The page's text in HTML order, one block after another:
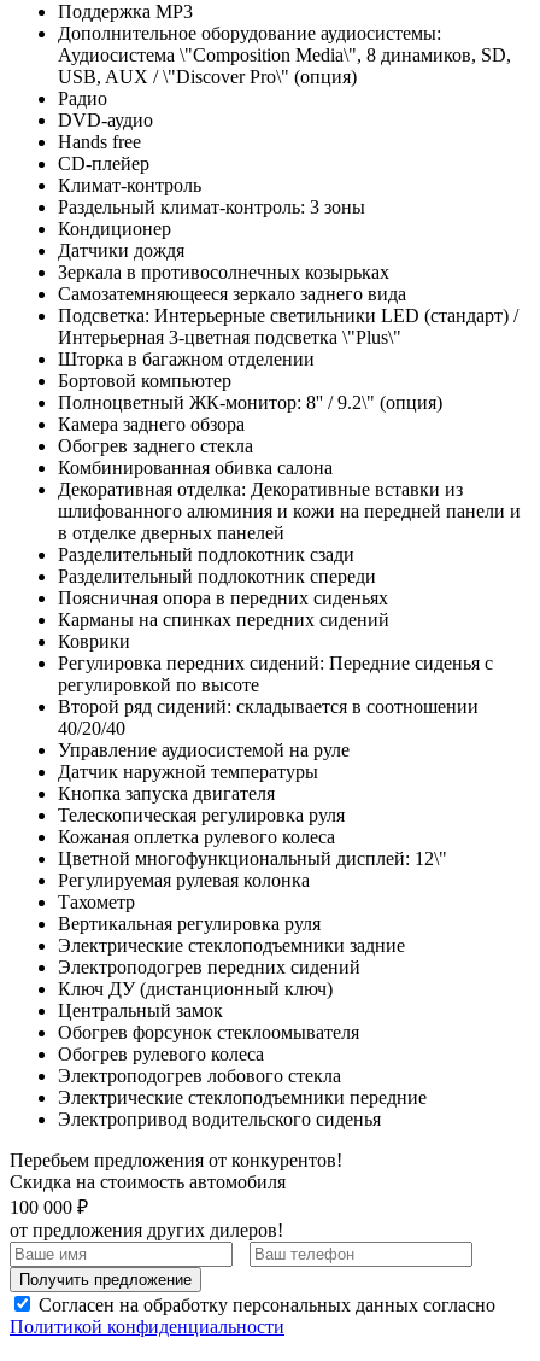
Поддержка MP3
Дополнительное оборудование аудиосистемы:
Аудиосистема \"Composition Media\", 8 динамиков, SD,
USB, AUX / \"Discover Pro\" (опция)
Радио
DVD-аудио
Hands free
CD-плейер
Климат-контроль
Раздельный климат-контроль: 3 зоны
Кондиционер
Датчики дождя
Зеркала в противосолнечных козырьках
Самозатемняющееся зеркало заднего вида
Подсветка: Интерьерные светильники LED (стандарт) /
Интерьерная 3-цветная подсветка \"Plus\"
Шторка в багажном отделении
Бортовой компьютер
Полноцветный ЖК-монитор: 8'' / 9.2\" (опция)
Камера заднего обзора
Обогрев заднего стекла
Комбинированная обивка салона
Декоративная отделка: Декоративные вставки из
шлифованного алюминия и кожи на передней панели и
в отделке дверных панелей
Разделительный подлокотник сзади
Разделительный подлокотник спереди
Поясничная опора в передних сиденьях
Карманы на спинках передних сидений
Коврики
Регулировка передних сидений: Передние сиденья с
регулировкой по высоте
Второй ряд сидений: складывается в соотношении
40/20/40
Управление аудиосистемой на руле
Датчик наружной температуры
Кнопка запуска двигателя
Телескопическая регулировка руля
Кожаная оплетка рулевого колеса
Цветной многофункциональный дисплей: 12\"
Регулируемая рулевая колонка
Тахометр
Вертикальная регулировка руля
Электрические стеклоподъемники задние
Электроподогрев передних сидений
Ключ ДУ (дистанционный ключ)
Центральный замок
Обогрев форсунок стеклоомывателя
Обогрев рулевого колеса
Электроподогрев лобового стекла
Электрические стеклоподъемники передние
Электропривод водительского сиденья
Перебьем предложения от конкурентов!
Скидка на стоимость автомобиля
100 000 ₽
от предложения других дилеров!
Получить предложение
Согласен на обработку персональных данных согласно
Политикой конфиденциальности